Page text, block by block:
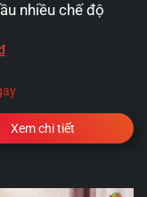
nhiều chế độ
Xem chi tiết